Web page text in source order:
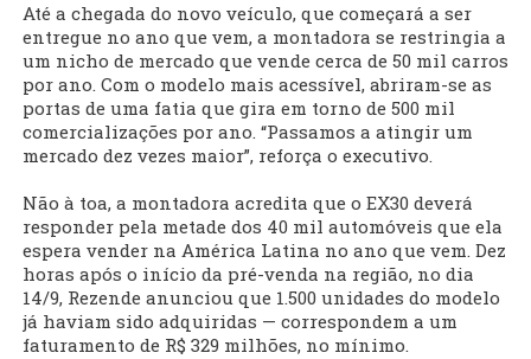
Até a chegada do novo veículo, que começará a ser
entregue no ano que vem, a montadora se restringia a
um nicho de mercado que vende cerca de 50 mil carros
por ano. Com o modelo mais acessível, abriram-se as
portas de uma fatia que gira em torno de 500 mil
comercializações por ano. “Passamos a atingir um
mercado dez vezes maior”, reforça o executivo.
Não à toa, a montadora acredita que o EX30 deverá
responder pela metade dos 40 mil automóveis que ela
espera vender na América Latina no ano que vem. Dez
horas após o início da pré-venda na região, no dia
14/9, Rezende anunciou que 1.500 unidades do modelo
já haviam sido adquiridas — correspondem a um
faturamento de R$ 329 milhões, no mínimo.